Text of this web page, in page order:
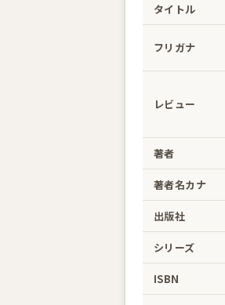
タイトル
フリガナ
レビュー
著者
著者名カナ
出版社
シリーズ
ISBN